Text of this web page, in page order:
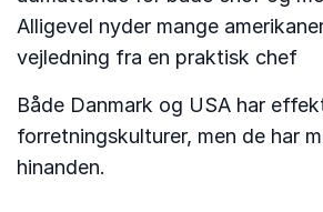
Alligevel nyder mange
vejledning fra en praktisk chef
Både Danmark og USA har
forretningskulturer, men de har
hinanden.